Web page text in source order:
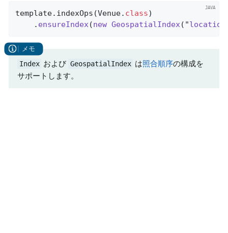
template.indexOps(Venue. class)
    .
ensureIndex(new GeospatialIndex("location
Index および GeospatialIndex は照合順序の構成を
サポートします。